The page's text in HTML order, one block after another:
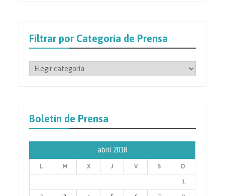
Filtrar por Categoría de Prensa
Filtrar
Prensa
Boletín de Prensa
abril 2018
L M X J V S D
1